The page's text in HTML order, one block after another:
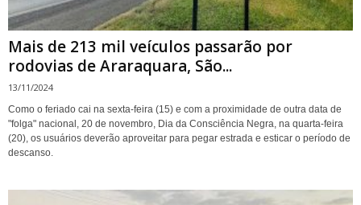
Mais de 213 mil veículos passarão por
rodovias de Araraquara, São...
13/11/2024
Como o feriado cai na sexta-feira (15) e com a proximidade de outra data de
"folga" nacional, 20 de novembro, Dia da Consciência Negra, na quarta-feira
(20), os usuários deverão aproveitar para pegar estrada e esticar o período de
descanso.